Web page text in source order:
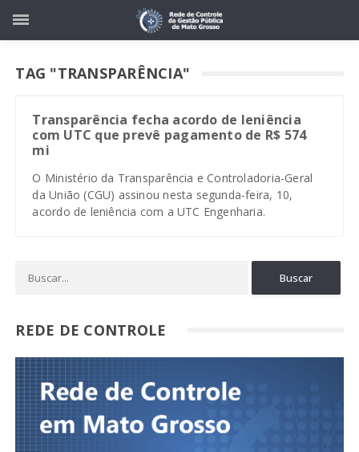
TAG "TRANSPARÊNCIA"
Transparência fecha acordo de leniência
com UTC que prevê pagamento de R$ 574
mi
O Ministério da Transparência e Controladoria-Geral
da União (CGU) assinou nesta segunda-feira, 10,
acordo de leniência com a UTC Engenharia.
REDE DE CONTROLE